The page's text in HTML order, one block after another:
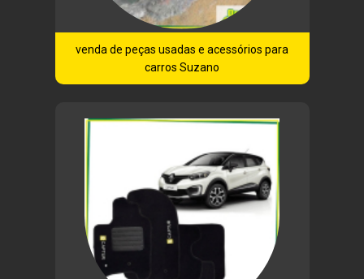
venda de peças usadas e acessórios para
carros Suzano